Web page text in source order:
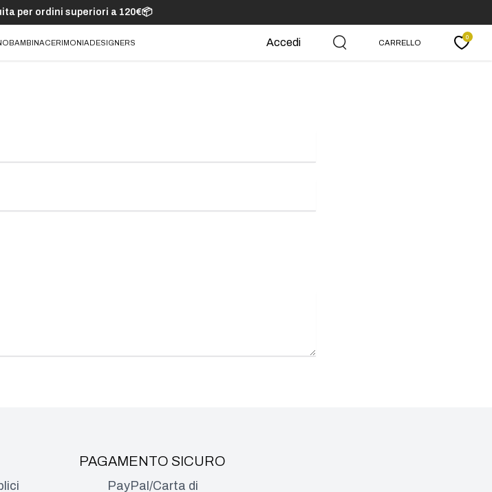
per ordini superiori a 120€📦
BAMBINACERIMONIADESIGNERS Accedi CARRELLO
0
PAGAMENTO SICURO
PayPal/Carta di